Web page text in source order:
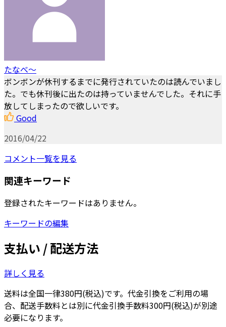
たなべ〜
ボンボンが休刊するまでに発行されていたのは読んでいまし
た。でも休刊後に出たのは持っていませんでした。それに手
放してしまったので欲しいです。
Good
2016/04/22
コメント一覧を見る
関連キーワード
登録されたキーワードはありません。
キーワードの編集
支払い / 配送方法
詳しく見る
送料は全国一律380円(税込)です。代金引換をご利用の場
合、配送手数料とは別に代金引換手数料300円(税込)が別途
必要になります。